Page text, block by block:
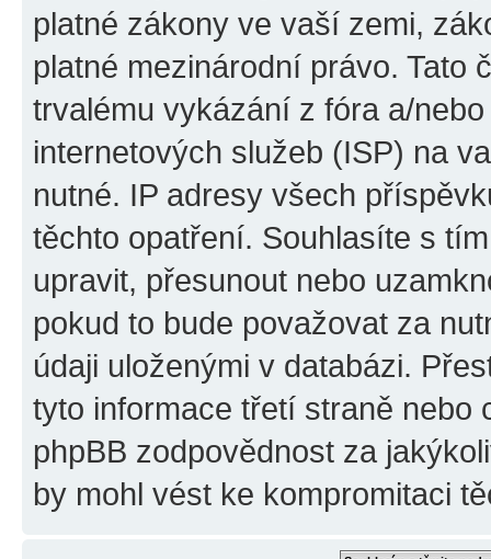
platné zákony ve vaší zemi,
platné mezinárodní právo. Tato
trvalému vykázání z fóra a/
internetových služeb (ISP) na
nutné. IP adresy všech
těchto opatření. Souhlasíte s
upravit, přesunout nebo
pokud to bude považovat za
údaji uloženými v databázi.
tyto informace třetí straně nebo
phpBB zodpovědnost za
by mohl vést ke kompromitaci